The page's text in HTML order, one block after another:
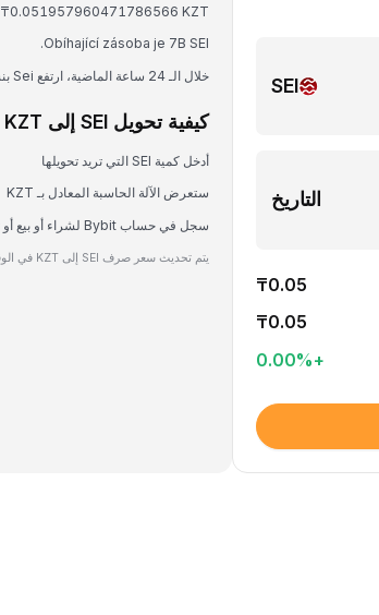
SEI
التاريخ
₸0.05
₸0.05
+
0.00%
₸0.051957960471786566 KZT.
Obíhající zásoba je 7B SEI.
خلال الـ 24 ساعة الماضية، ارتفع Sei بنسبة 0.05%.
كيفية تحويل SEI إلى KZT
أدخل كمية SEI التي تريد تحويلها
ستعرض الآلة الحاسبة المعادل بـ KZT
سجل في حساب Bybit لشراء أو بيع أو تداول SEI
يتم تحديث سعر صرف SEI إلى KZT في الوقت الفعلي بناءً على بيانات السوق.